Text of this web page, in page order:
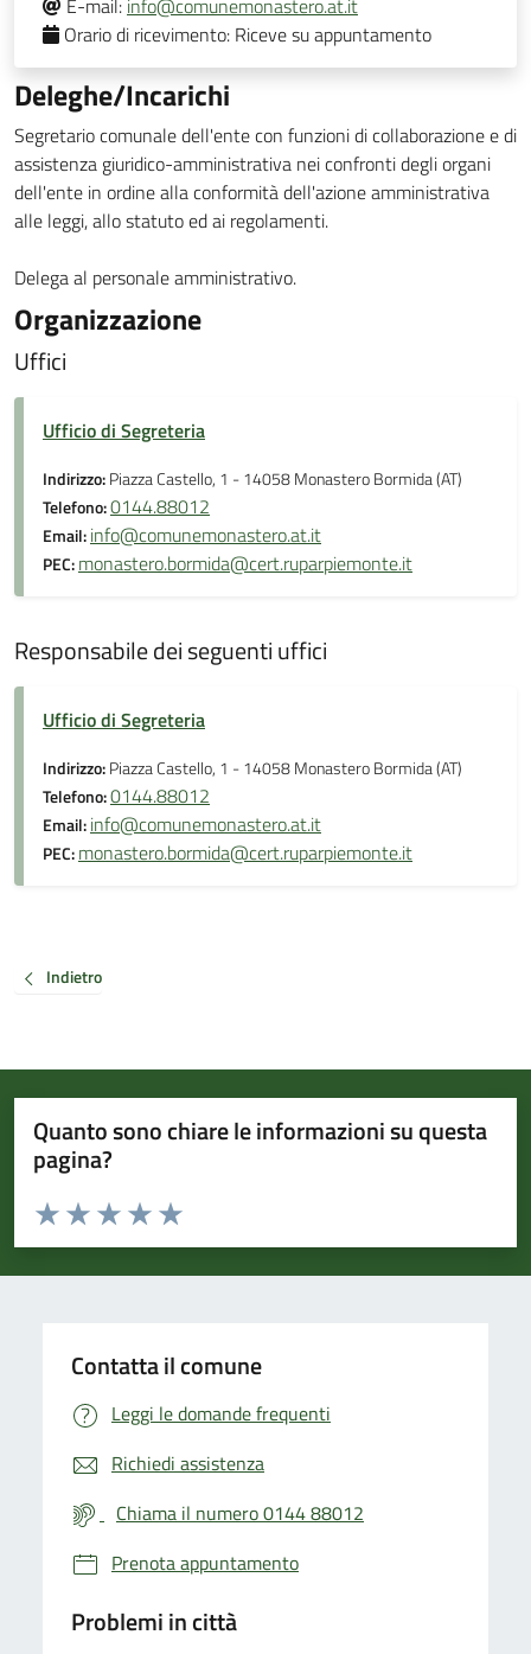
E-mail: info@comunemonastero.at.it
Orario di ricevimento: Riceve su appuntamento
Deleghe/Incarichi
Segretario comunale dell'ente con funzioni di collaborazione e di
assistenza giuridico-amministrativa nei confronti degli organi
dell'ente in ordine alla conformità dell'azione amministrativa
alle leggi, allo statuto ed ai regolamenti.
Delega al personale amministrativo.
Organizzazione
Uffici
Ufficio di Segreteria
Indirizzo:Piazza Castello, 1 - 14058 Monastero Bormida (AT)
Telefono:0144.88012
Email:info@comunemonastero.at.it
PEC:monastero.bormida@cert.ruparpiemonte.it
Responsabile dei seguenti uffici
Ufficio di Segreteria
Indirizzo:Piazza Castello, 1 - 14058 Monastero Bormida (AT)
Telefono:0144.88012
Email:info@comunemonastero.at.it
PEC:monastero.bormida@cert.ruparpiemonte.it
Indietro
Quanto sono chiare le informazioni su questa
pagina?
Valuta da 1 a 5 stelle la pagina
Valuta 5 stelle su 5
Valuta 4 stelle su 5
Valuta 3 stelle su 5
Valuta 2 stelle su 5
Valuta 1 stelle su 5
Contatta il comune
Leggi le domande frequenti
Richiedi assistenza
Chiama il numero 0144 88012
Prenota appuntamento
Problemi in città